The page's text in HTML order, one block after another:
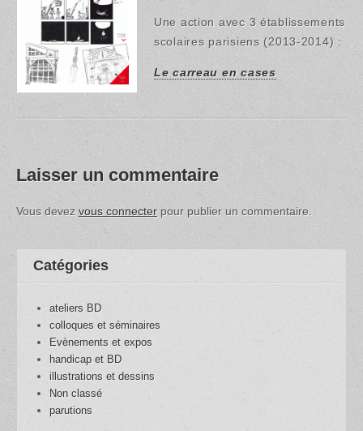
Une action avec 3 établissements
scolaires parisiens (2013-2014) :
Le carreau en cases
Laisser un commentaire
Vous devez vous connecter pour publier un commentaire.
Catégories
ateliers BD
colloques et séminaires
Evènements et expos
handicap et BD
illustrations et dessins
Non classé
parutions